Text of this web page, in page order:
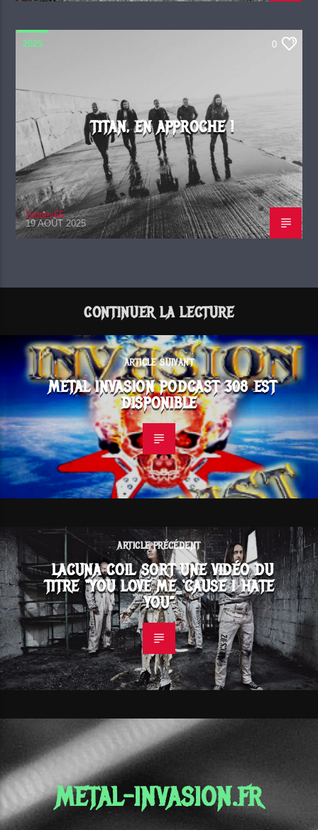
2025 0
TITAN, EN APPROCHE !
Sidney65
19 AOÛT 2025
CONTINUER LA LECTURE
ARTICLE SUIVANT
METAL INVASION PODCAST 308 EST
DISPONIBLE
ARTICLE PRÉCÉDENT
LACUNA COIL SORT UNE VIDÉO DU
TITRE “YOU LOVE ME ‘CAUSE I HATE
YOU”
METAL-INVASION.FR